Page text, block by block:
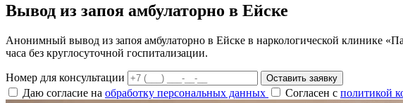
Вывод из запоя амбулаторно в Ейске
Анонимный вывод из запоя амбулаторно в Ейске в наркологической клинике
часа без круглосуточной госпитализации.
Номер для консультации Оставить заявку
Даю согласие на обработку персональных данных Согласен с политикой